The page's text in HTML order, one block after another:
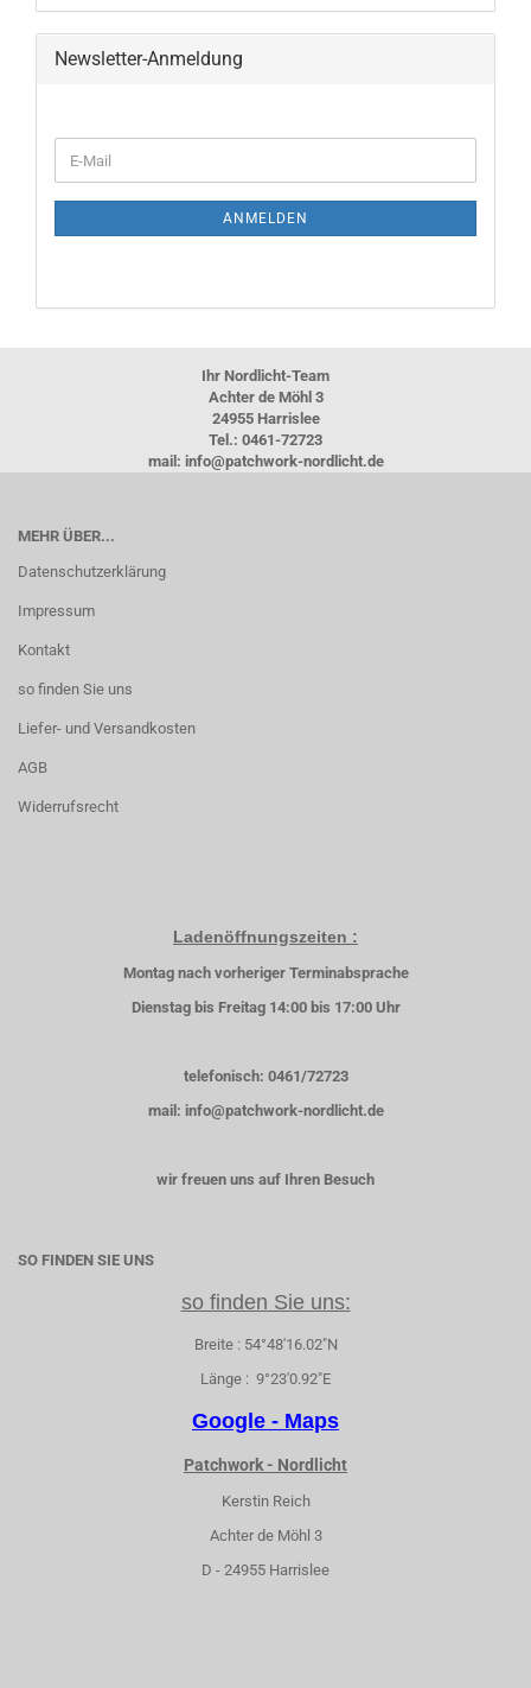
Newsletter-Anmeldung
ZUR
E-
Mail
ANMELDEN
Ihr Nordlicht-Team
Achter de Möhl 3
24955 Harrislee
Tel.: 0461-72723
mail: info@patchwork-nordlicht.de
MEHR ÜBER...
Datenschutzerklärung
Impressum
Kontakt
so finden Sie uns
Liefer- und Versandkosten
AGB
Widerrufsrecht
Ladenöffnungszeiten :
Montag nach vorheriger Terminabsprache
Dienstag bis Freitag 14:00 bis 17:00 Uhr
telefonisch: 0461/72723
mail: info@patchwork-nordlicht.de
wir freuen uns auf Ihren Besuch
SO FINDEN SIE UNS
so finden Sie uns:
Breite : 54°48'16.02"N
Länge : 9°23'0.92"E
Google - Maps
Patchwork - Nordlicht
Kerstin Reich
Achter de Möhl 3
D - 24955 Harrislee